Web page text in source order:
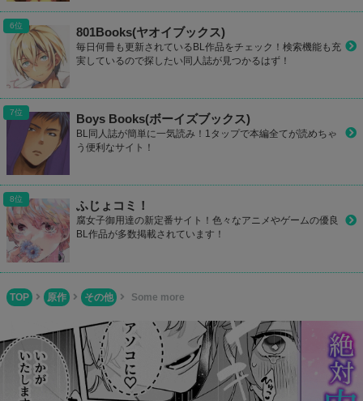
801Books(ヤオイブックス)
毎日何冊も更新されているBL作品をチェック！検索機能も充
実しているので探したい同人誌が見つかるはず！
Boys Books(ボーイズブックス)
BL同人誌が簡単に一気読み！1タップで本編全てが読めちゃ
う便利なサイト！
ふじょコミ！
腐女子御用達の新定番サイト！色々なアニメやゲームの優良
BL作品が多数掲載されています！
TOP 原作 その他 Some more